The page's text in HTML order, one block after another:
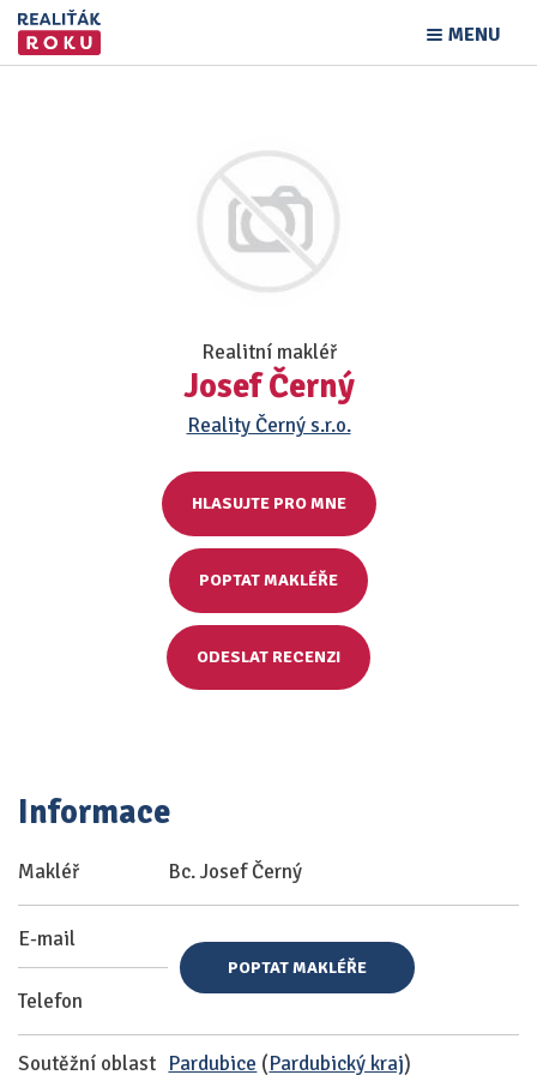
MENU
Realitní makléř
Josef Černý
Reality Černý s.r.o.
HLASUJTE PRO MNE
POPTAT MAKLÉŘE
ODESLAT RECENZI
Informace
Makléř Bc. Josef Černý
E-mail
Telefon
POPTAT MAKLÉŘE
Soutěžní oblast Pardubice (Pardubický kraj)